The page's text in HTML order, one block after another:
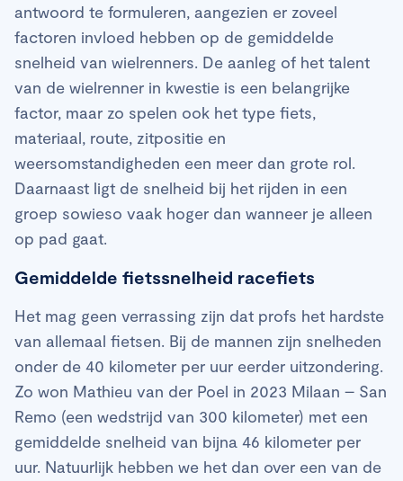
antwoord te formuleren, aangezien er zoveel
factoren invloed hebben op de gemiddelde
snelheid van wielrenners. De aanleg of het talent
van de wielrenner in kwestie is een belangrijke
factor, maar zo spelen ook het type fiets,
materiaal, route, zitpositie en
weersomstandigheden een meer dan grote rol.
Daarnaast ligt de snelheid bij het rijden in een
groep sowieso vaak hoger dan wanneer je alleen
op pad gaat.
Gemiddelde fietssnelheid racefiets
Het mag geen verrassing zijn dat profs het hardste
van allemaal fietsen. Bij de mannen zijn snelheden
onder de 40 kilometer per uur eerder uitzondering.
Zo won Mathieu van der Poel in 2023 Milaan – San
Remo (een wedstrijd van 300 kilometer) met een
gemiddelde snelheid van bijna 46 kilometer per
uur. Natuurlijk hebben we het dan over een van de